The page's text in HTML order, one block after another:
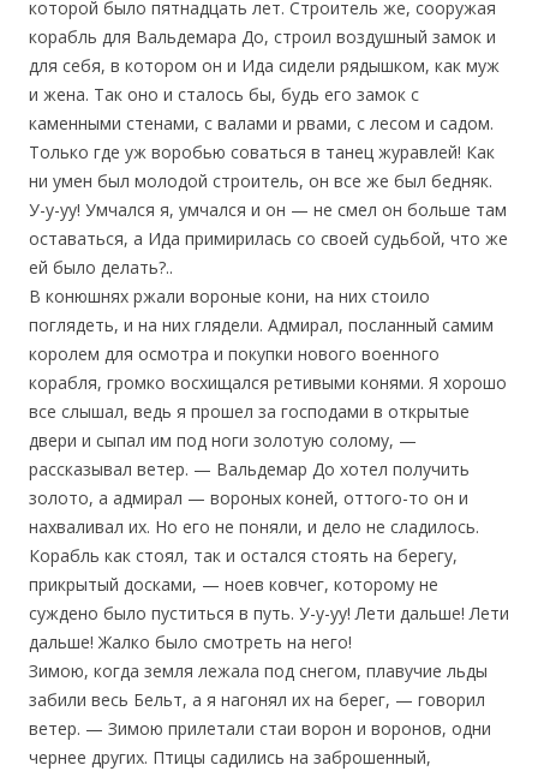
которой было пятнадцать лет. Строитель же, сооружая
корабль для Вальдемара До, строил воздушный замок и
для себя, в котором он и Ида сидели рядышком, как муж
и жена. Так оно и сталось бы, будь его замок с
каменными стенами, с валами и рвами, с лесом и садом.
Только где уж воробью соваться в танец журавлей! Как
ни умен был молодой строитель, он все же был бедняк.
У-у-уу! Умчался я, умчался и он — не смел он больше там
оставаться, а Ида примирилась со своей судьбой, что же
ей было делать?..
В конюшнях ржали вороные кони, на них стоило
поглядеть, и на них глядели. Адмирал, посланный самим
королем для осмотра и покупки нового военного
корабля, громко восхищался ретивыми конями. Я хорошо
все слышал, ведь я прошел за господами в открытые
двери и сыпал им под ноги золотую солому, —
рассказывал ветер. — Вальдемар До хотел получить
золото, а адмирал — вороных коней, оттого-то он и
нахваливал их. Но его не поняли, и дело не сладилось.
Корабль как стоял, так и остался стоять на берегу,
прикрытый досками, — ноев ковчег, которому не
суждено было пуститься в путь. У-у-уу! Лети дальше! Лети
дальше! Жалко было смотреть на него!
Зимою, когда земля лежала под снегом, плавучие льды
забили весь Бельт, а я нагонял их на берег, — говорил
ветер. — Зимою прилетали стаи ворон и воронов, одни
чернее других. Птицы садились на заброшенный,